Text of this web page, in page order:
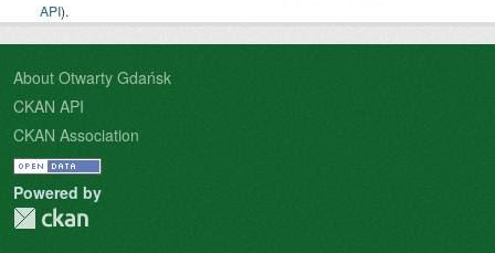
API).
About Otwarty Gdańsk
CKAN API
CKAN Association
Powered by